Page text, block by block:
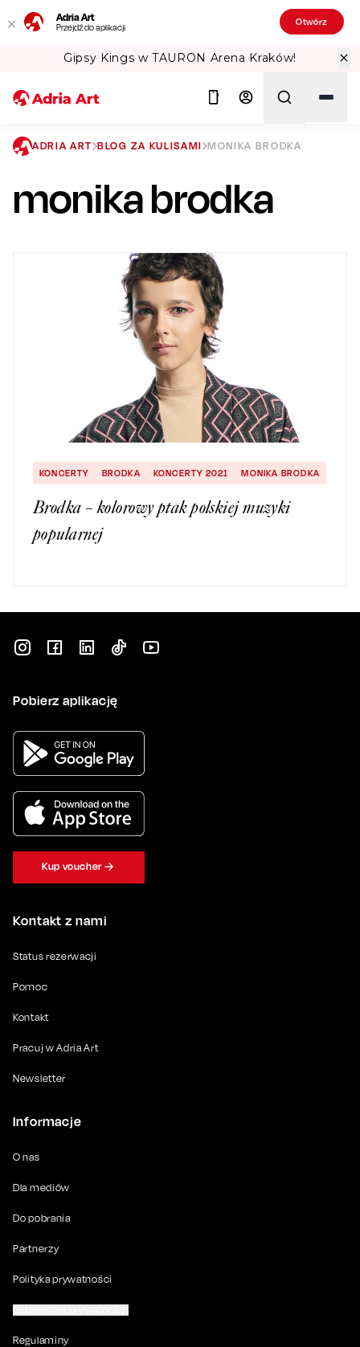
Adria Art
Przejdź do aplikacji Otwórz
w TAURON Arena Kraków!
Szukaj
ADRIA ART BLOG ZA KULISAMI MONIKA BRODKA
monika brodka
KONCERTY BRODKA KONCERTY 2021 MONIKA BRODKA
Brodka – kolorowy ptak polskiej muzyki
popularnej
Kontakt z nami
Status rezerwacji
Pomoc
Kontakt
Pracuj w Adria Art
Newsletter
Informacje
O nas
Dla mediów
Do pobrania
Partnerzy
Polityka prywatności
Regulaminy
Pobierz aplikację
Kup voucher